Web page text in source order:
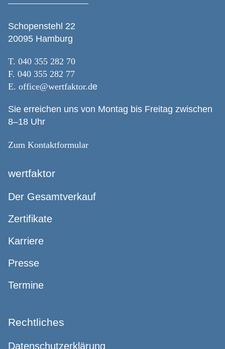
Schopenstehl 22
20095 Hamburg
T. 040 355 282 70
F. 040 355 282 77
E. office@wertfaktor.de
Sie erreichen uns von Montag bis Freitag zwischen
8–18 Uhr
Zum Kontaktformular
wertfaktor
Der Gesamtverkauf
Zertifikate
Karriere
Presse
Termine
Rechtliches
Datenschutzerklärung